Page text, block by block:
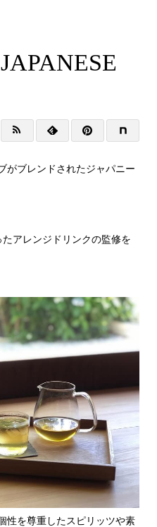
がブレンドされたジャパニー
アレンジドリンクの監修を
性を尊重したスピリッツや素